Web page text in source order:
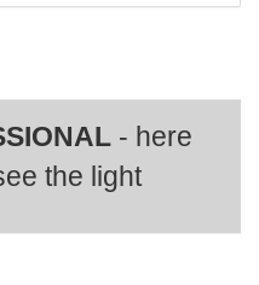
- here
the light